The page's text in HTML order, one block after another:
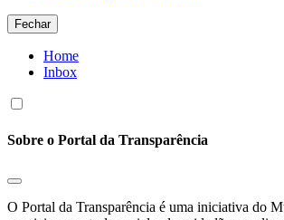
Fechar
Home
Inbox
Sobre o Portal da Transparência
O Portal da Transparência é uma iniciativa do